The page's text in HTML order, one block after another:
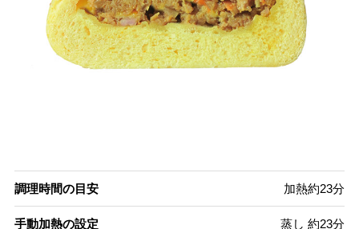
調理時間の目安 加熱約23分
手動加熱の設定 蒸し 約23分